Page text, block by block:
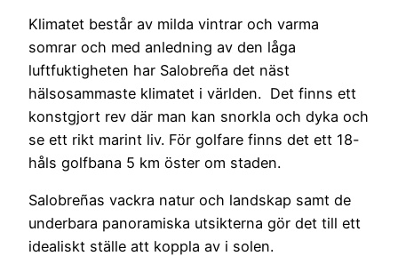
Klimatet består av milda vintrar och varma
somrar och med anledning av den låga
luftfuktigheten har Salobreña det näst
hälsosammaste klimatet i världen. Det finns ett
konstgjort rev där man kan snorkla och dyka och
se ett rikt marint liv. För golfare finns det ett 18-
håls golfbana 5 km öster om staden.
Salobreñas vackra natur och landskap samt de
underbara panoramiska utsikterna gör det till ett
idealiskt ställe att koppla av i solen.